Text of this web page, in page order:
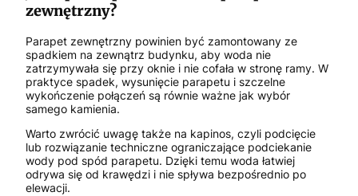
zewnętrzny?
Parapet zewnętrzny powinien być zamontowany ze
spadkiem na zewnątrz budynku, aby woda nie
zatrzymywała się przy oknie i nie cofała w stronę ramy. W
praktyce spadek, wysunięcie parapetu i szczelne
wykończenie połączeń są równie ważne jak wybór
samego kamienia.
Warto zwrócić uwagę także na kapinos, czyli podcięcie
lub rozwiązanie techniczne ograniczające podciekanie
wody pod spód parapetu. Dzięki temu woda łatwiej
odrywa się od krawędzi i nie spływa bezpośrednio po
elewacji.